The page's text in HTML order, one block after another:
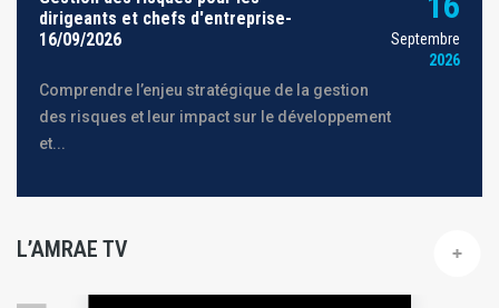
dirigeants et chefs d'entreprise-
16/09/2026
Comprendre l’enjeu stratégique de la gestion
des risques et leur impact sur le développement
et...
Septembre
2026
L’AMRAE TV